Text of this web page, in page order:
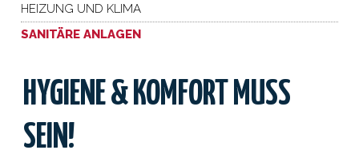
HEIZUNG UND KLIMA
SANITÄRE ANLAGEN
HYGIENE & KOMFORT MUSS
SEIN!